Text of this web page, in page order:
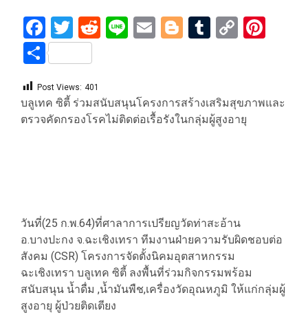
Facebook
Twitter
Reddit
LineEmailBlogger
Tumblr
Copy
Share
Post Views: 401
บลูเทค ซิตี้ ร่วมสนับสนุนโครงการสร้างเสริมสุขภาพและ
ตรวจคัดกรองโรคไม่ติดต่อเรื้อรังในกลุ่มผู้สูงอายุ
วันที่(25 ก.พ.64)ที่ศาลาการเปรียญวัดท่าสะอ้าน
อ.บางปะกง จ.ฉะเชิงเทรา ทีมงานฝ่ายความรับผิดชอบต่อ
สังคม (CSR) โครงการจัดตั้งนิคมอุตสาหกรรม
ฉะเชิงเทรา บลูเทค ซิตี้ ลงพื้นที่ร่วมกิจกรรมพร้อม
สนับสนุน น้ำดื่ม ,น้ำมันพืช,เครื่องวัดอุณหภูมิ ให้แก่กลุ่มผู้
สูงอายุ ผู้ป่วยติดเตียง